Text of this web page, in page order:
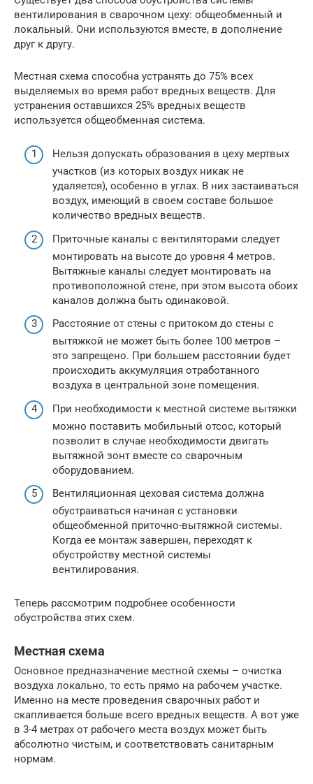
вентилирования в сварочном цеху: общеобменный и
локальный. Они используются вместе, в дополнение
друг к другу.
Местная схема способна устранять до 75% всех
выделяемых во время работ вредных веществ. Для
устранения оставшихся 25% вредных веществ
используется общеобменная система.
Нельзя допускать образования в цеху мертвых
участков (из которых воздух никак не
удаляется), особенно в углах. В них застаиваться
воздух, имеющий в своем составе большое
количество вредных веществ.
Приточные каналы с вентиляторами следует
монтировать на высоте до уровня 4 метров.
Вытяжные каналы следует монтировать на
противоположной стене, при этом высота обоих
каналов должна быть одинаковой.
Расстояние от стены с притоком до стены с
вытяжкой не может быть более 100 метров –
это запрещено. При большем расстоянии будет
происходить аккумуляция отработанного
воздуха в центральной зоне помещения.
При необходимости к местной системе вытяжки
можно поставить мобильный отсос, который
позволит в случае необходимости двигать
вытяжной зонт вместе со сварочным
оборудованием.
Вентиляционная цеховая система должна
обустраиваться начиная с установки
общеобменной приточно-вытяжной системы.
Когда ее монтаж завершен, переходят к
обустройству местной системы
вентилирования.
Теперь рассмотрим подробнее особенности
обустройства этих схем.
Местная схема
Основное предназначение местной схемы – очистка
воздуха локально, то есть прямо на рабочем участке.
Именно на месте проведения сварочных работ и
скапливается больше всего вредных веществ. А вот уже
в 3-4 метрах от рабочего места воздух может быть
абсолютно чистым, и соответствовать санитарным
нормам.